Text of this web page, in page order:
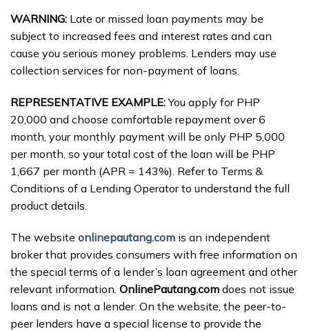
WARNING: Late or missed loan payments may be
subject to increased fees and interest rates and can
cause you serious money problems. Lenders may use
collection services for non-payment of loans.
REPRESENTATIVE EXAMPLE:You apply for PHP
20,000 and choose comfortable repayment over 6
month, your monthly payment will be only PHP 5,000
per month, so your total cost of the loan will be PHP
1,667 per month (APR = 143%). Refer to Terms &
Conditions of a Lending Operator to understand the full
product details.
The website onlinepautang.com is an independent
broker that provides consumers with free information on
the special terms of a lender’s loan agreement and other
relevant information. OnlinePautang.com does not issue
loans and is not a lender. On the website, the peer-to-
peer lenders have a special license to provide the